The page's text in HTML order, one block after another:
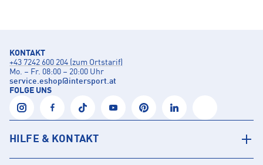
KONTAKT
+43 7242 600 204 (zum Ortstarif)
Mo. – Fr. 08:00 – 20:00 Uhr
service.eshop@intersport.at
FOLGE UNS
HILFE & KONTAKT